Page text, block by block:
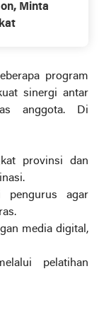
Minta
program
sinergi antar
anggota. Di
provinsi dan
pengurus agar
media digital,
pelatihan